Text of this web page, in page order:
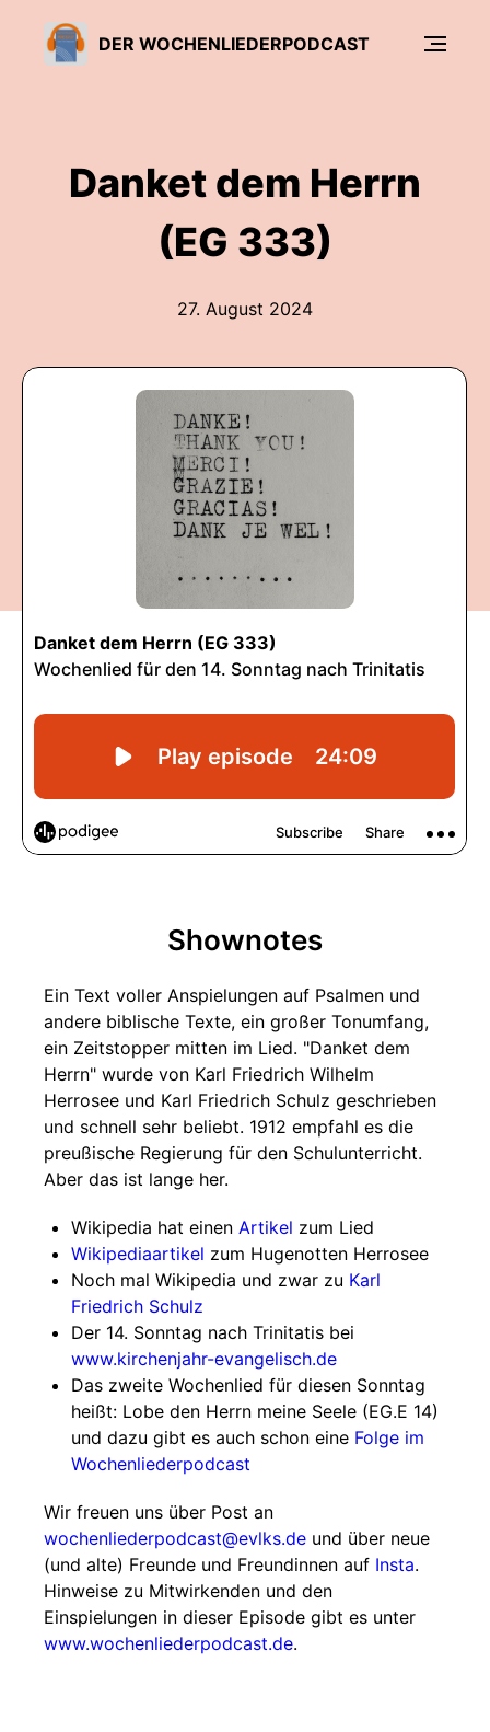
DER WOCHENLIEDERPODCAST
Danket dem Herrn
(EG 333)
27. August 2024
Shownotes
Ein Text voller Anspielungen auf Psalmen und
andere biblische Texte, ein großer Tonumfang,
ein Zeitstopper mitten im Lied. "Danket dem
Herrn" wurde von Karl Friedrich Wilhelm
Herrosee und Karl Friedrich Schulz geschrieben
und schnell sehr beliebt. 1912 empfahl es die
preußische Regierung für den Schulunterricht.
Aber das ist lange her.
Wikipedia hat einen Artikel zum Lied
Wikipediaartikel zum Hugenotten Herrosee
Noch mal Wikipedia und zwar zu Karl
Friedrich Schulz
Der 14. Sonntag nach Trinitatis bei
www.kirchenjahr-evangelisch.de
Das zweite Wochenlied für diesen Sonntag
heißt: Lobe den Herrn meine Seele (EG.E 14)
und dazu gibt es auch schon eine Folge im
Wochenliederpodcast
Wir freuen uns über Post an
wochenliederpodcast@evlks.de und über neue
(und alte) Freunde und Freundinnen auf Insta.
Hinweise zu Mitwirkenden und den
Einspielungen in dieser Episode gibt es unter
www.wochenliederpodcast.de.